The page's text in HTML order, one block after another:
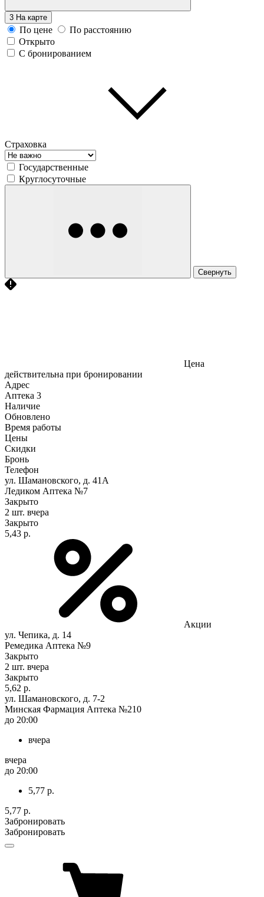
3 На карте
По цене
По расстоянию
Открыто
С бронированием
Страховка
Государственные
Круглосуточные
Свернуть
Цена
действительна при бронировании
Адрес
Аптека 3
Наличие
Обновлено
Время работы
Цены
Скидки
Бронь
Телефон
ул. Шамановского, д. 41А
Ледиком Аптека №7
Закрыто
2 шт. вчера
Закрыто
5,43 р.
Акции
ул. Чепика, д. 14
Ремедика Аптека №9
Закрыто
2 шт. вчера
Закрыто
5,62 р.
ул. Шамановского, д. 7-2
Минская Фармация Аптека №210
до 20:00
вчера
вчера
до 20:00
5,77 р.
5,77 р.
Забронировать
Забронировать